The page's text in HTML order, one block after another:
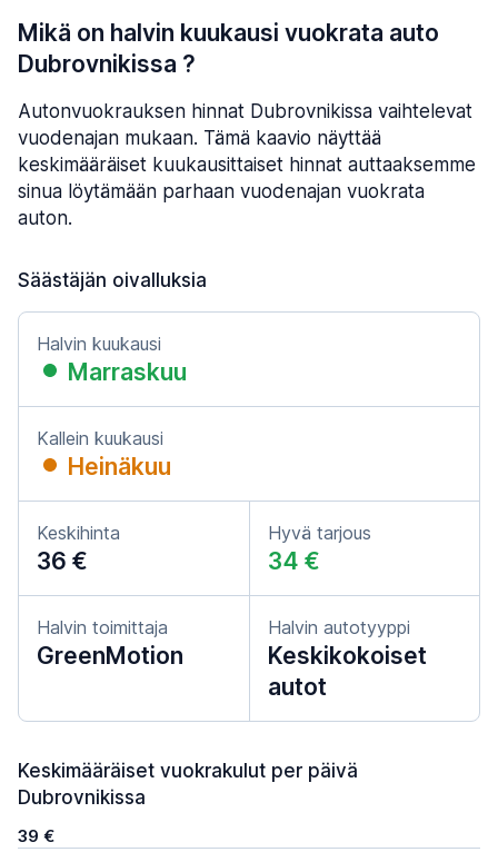
Mikä on halvin kuukausi vuokrata auto
Dubrovnikissa ?
Autonvuokrauksen hinnat Dubrovnikissa vaihtelevat
vuodenajan mukaan. Tämä kaavio näyttää
keskimääräiset kuukausittaiset hinnat auttaaksemme
sinua löytämään parhaan vuodenajan vuokrata
auton.
Säästäjän oivalluksia
Halvin kuukausi
Marraskuu
Kallein kuukausi
Heinäkuu
Keskihinta
36 €
Hyvä tarjous
34 €
Halvin toimittaja
GreenMotion
Halvin autotyyppi
Keskikokoiset
autot
Keskimääräiset vuokrakulut per päivä
Dubrovnikissa
39 €